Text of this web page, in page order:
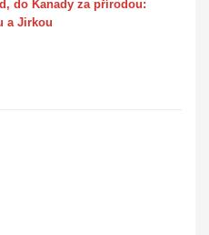
do Kanady za přírodou:
a Jirkou